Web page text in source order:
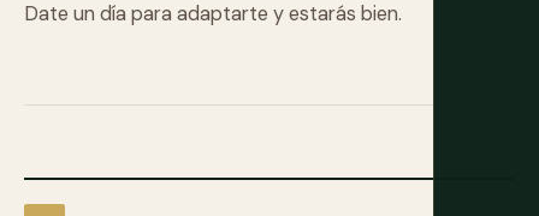
Date un día para adaptarte y estarás bien.